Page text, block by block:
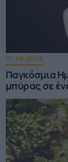
07.08.2026
Παγκόσμια
μπύρας σε